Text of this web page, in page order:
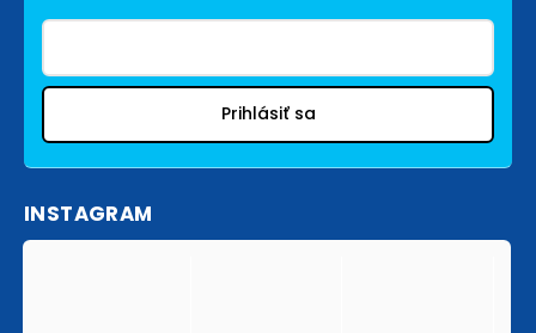
Prihlásiť sa
INSTAGRAM